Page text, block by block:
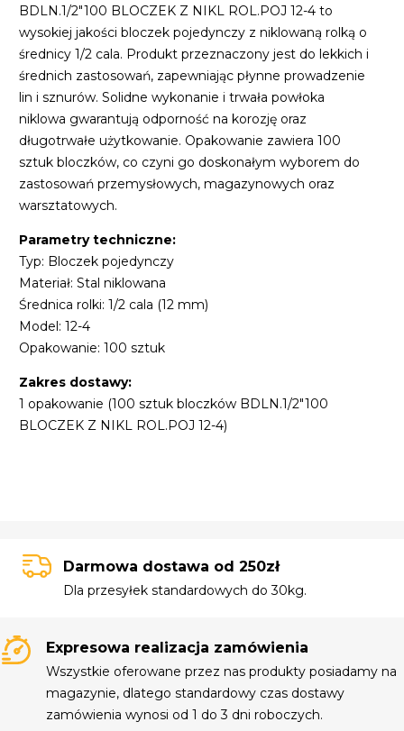
BDLN.1/2"100 BLOCZEK Z NIKL ROL.POJ 12-4 to
wysokiej jakości bloczek pojedynczy z niklowaną rolką o
średnicy 1/2 cala. Produkt przeznaczony jest do lekkich i
średnich zastosowań, zapewniając płynne prowadzenie
lin i sznurów. Solidne wykonanie i trwała powłoka
niklowa gwarantują odporność na korozję oraz
długotrwałe użytkowanie. Opakowanie zawiera 100
sztuk bloczków, co czyni go doskonałym wyborem do
zastosowań przemysłowych, magazynowych oraz
warsztatowych.
Parametry techniczne:
Typ: Bloczek pojedynczy
Materiał: Stal niklowana
Średnica rolki: 1/2 cala (12 mm)
Model: 12-4
Opakowanie: 100 sztuk
Zakres dostawy:
1 opakowanie (100 sztuk bloczków BDLN.1/2"100
BLOCZEK Z NIKL ROL.POJ 12-4)
Darmowa dostawa od 250zł
Dla przesyłek standardowych do 30kg.
Expresowa realizacja zamówienia
Wszystkie oferowane przez nas produkty posiadamy na
magazynie, dlatego standardowy czas dostawy
zamówienia wynosi od 1 do 3 dni roboczych.